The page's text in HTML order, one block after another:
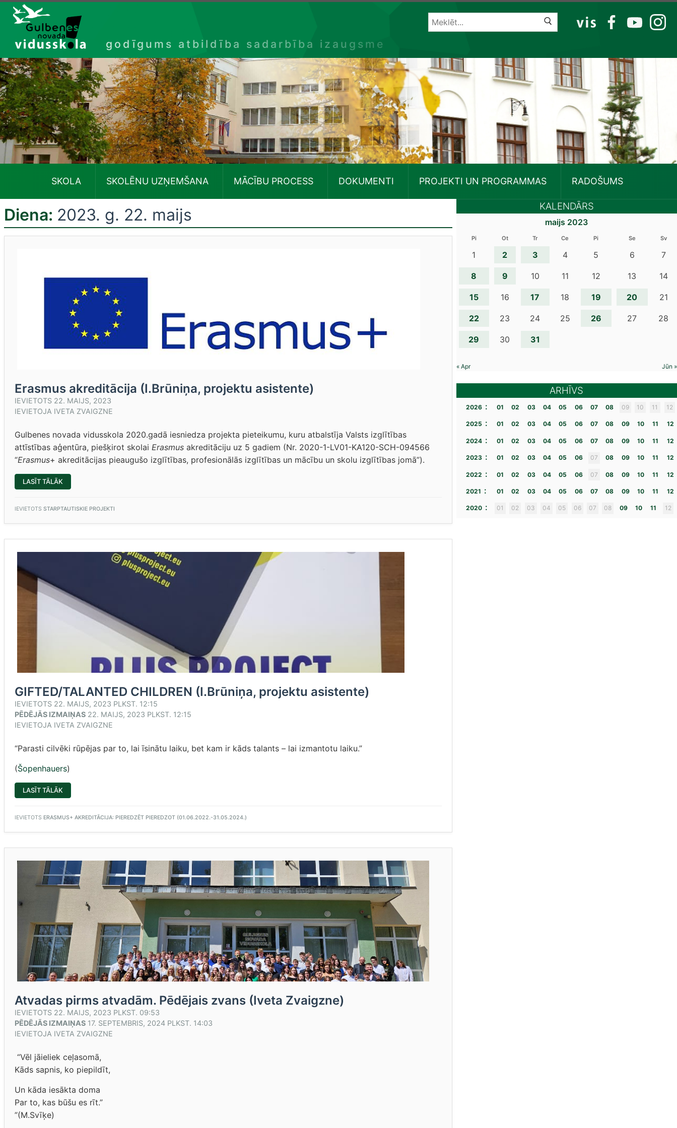
Izlaist
godīgums atbildība sadarbība izaugsme
VIS FB YT IG
SKOLA SKOLĒNU UZŅEMŠANA MĀCĪBU PROCESS DOKUMENTI PROJEKTI UN PROGRAMMAS RADOŠUMS
Diena: 2023. g. 22. maijs
Erasmus akreditācija (I.Brūniņa, projektu asistente)
IEVIETOTS 22. MAIJS, 2023
IEVIETOJA IVETA ZVAIGZNE
Gulbenes novada vidusskola 2020.gadā iesniedza projekta pieteikumu, kuru atbalstīja Valsts izglītības
attīstības aģentūra, piešķirot skolai Erasmus akreditāciju uz 5 gadiem (Nr. 2020-1-LV01-KA120-SCH-094566
“Erasmus+ akreditācijas pieaugušo izglītības, profesionālās izglītības un mācību un skolu izglītības jomā”).
LASĪT TĀLĀK
AKREDITĀCIJA
ASISTENTE)”
IEVIETOTS STARPTAUTISKIE PROJEKTI
GIFTED/TALANTED CHILDREN (I.Brūniņa, projektu asistente)
IEVIETOTS 22. MAIJS, 2023 PLKST. 12:15
PĒDĒJĀS IZMAIŅAS 22. MAIJS, 2023 PLKST. 12:15
IEVIETOJA IVETA ZVAIGZNE
“Parasti cilvēki rūpējas par to, lai īsinātu laiku, bet kam ir kāds talants – lai izmantotu laiku.”
(Šopenhauers)
LASĪT TĀLĀK
CHILDREN
ASISTENTE)”
IEVIETOTS ERASMUS+ AKREDITĀCIJA: PIEREDZĒT PIEREDZOT (01.06.2022.-31.05.2024.)
Atvadas pirms atvadām. Pēdējais zvans (Iveta Zvaigzne)
IEVIETOTS 22. MAIJS, 2023 PLKST. 09:53
PĒDĒJĀS IZMAIŅAS 17. SEPTEMBRIS, 2024 PLKST. 14:03
IEVIETOJA IVETA ZVAIGZNE
“Vēl jāieliek ceļasomā,
Kāds sapnis, ko piepildīt,
Un kāda iesākta doma
Par to, kas būšu es rīt.”
”(M.Svīķe)
KALENDĀRS
maijs 2023
Pi Ot Tr Ce Pi Se Sv
1 2 3 4 5 6 7
8 9 10 11 12 13 14
15 16 17 18 19 20 21
22 23 24 25 26 27 28
29 30 31
« Apr Jūn »
ARHĪVS
2026 : 01 02 03 04 05 06 07 08 09 10 11 12
2025 : 01 02 03 04 05 06 07 08 09 10 11 12
2024 : 01 02 03 04 05 06 07 08 09 10 11 12
2023 : 01 02 03 04 05 06 07 08 09 10 11 12
2022 : 01 02 03 04 05 06 07 08 09 10 11 12
2021 : 01 02 03 04 05 06 07 08 09 10 11 12
2020 : 01 02 03 04 05 06 07 08 09 10 11 12